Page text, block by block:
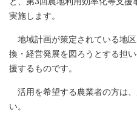
実施します。
地域計画が策定されている地
換・経営発展を図ろうとする担
援するものです。
活用を希望する農業者の方は
い。